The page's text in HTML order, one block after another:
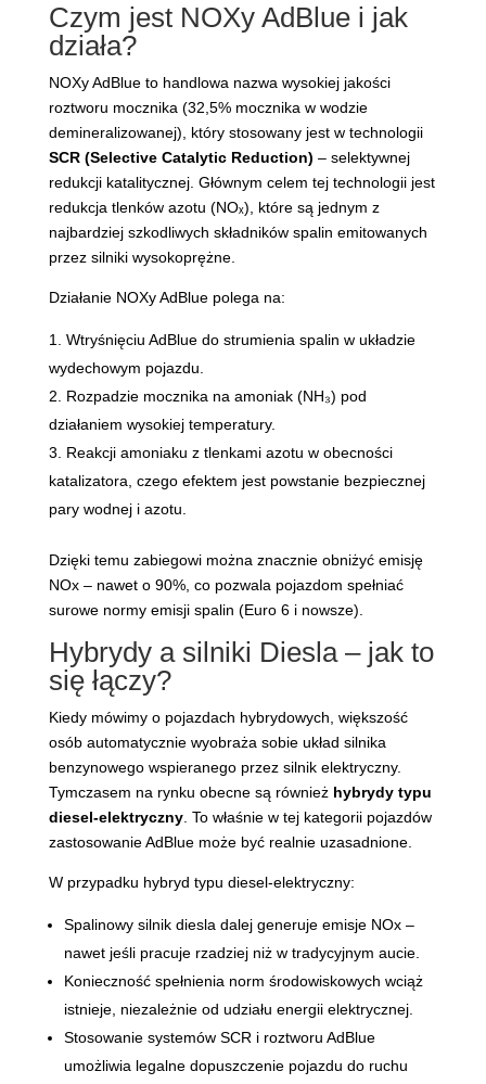
Czym jest NOXy AdBlue i jak
działa?
NOXy AdBlue to handlowa nazwa wysokiej jakości
roztworu mocznika (32,5% mocznika w wodzie
demineralizowanej), który stosowany jest w technologii
SCR (Selective Catalytic Reduction) – selektywnej
redukcji katalitycznej. Głównym celem tej technologii jest
redukcja tlenków azotu (NOₓ), które są jednym z
najbardziej szkodliwych składników spalin emitowanych
przez silniki wysokoprężne.
Działanie NOXy AdBlue polega na:
Wtryśnięciu AdBlue do strumienia spalin w układzie
wydechowym pojazdu.
Rozpadzie mocznika na amoniak (NH₃) pod
działaniem wysokiej temperatury.
Reakcji amoniaku z tlenkami azotu w obecności
katalizatora, czego efektem jest powstanie bezpiecznej
pary wodnej i azotu.
Dzięki temu zabiegowi można znacznie obniżyć emisję
NOx – nawet o 90%, co pozwala pojazdom spełniać
surowe normy emisji spalin (Euro 6 i nowsze).
Hybrydy a silniki Diesla – jak to
się łączy?
Kiedy mówimy o pojazdach hybrydowych, większość
osób automatycznie wyobraża sobie układ silnika
benzynowego wspieranego przez silnik elektryczny.
Tymczasem na rynku obecne są również hybrydy typu
diesel-elektryczny. To właśnie w tej kategorii pojazdów
zastosowanie AdBlue może być realnie uzasadnione.
W przypadku hybryd typu diesel-elektryczny:
Spalinowy silnik diesla dalej generuje emisje NOx –
nawet jeśli pracuje rzadziej niż w tradycyjnym aucie.
Konieczność spełnienia norm środowiskowych wciąż
istnieje, niezależnie od udziału energii elektrycznej.
Stosowanie systemów SCR i roztworu AdBlue
umożliwia legalne dopuszczenie pojazdu do ruchu